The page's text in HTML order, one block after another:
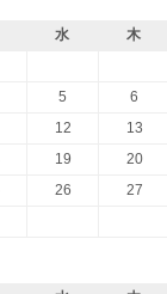
水 木
5 6
12 13
19 20
26 27